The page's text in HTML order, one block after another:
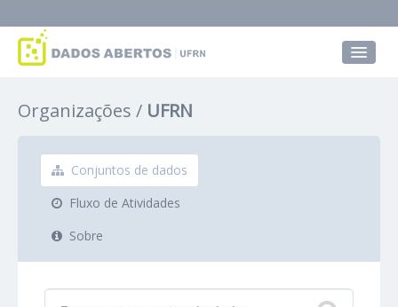
Grupos
Sobre
Organizações UFRN
Conjuntos de dados
Fluxo de Atividades
Sobre